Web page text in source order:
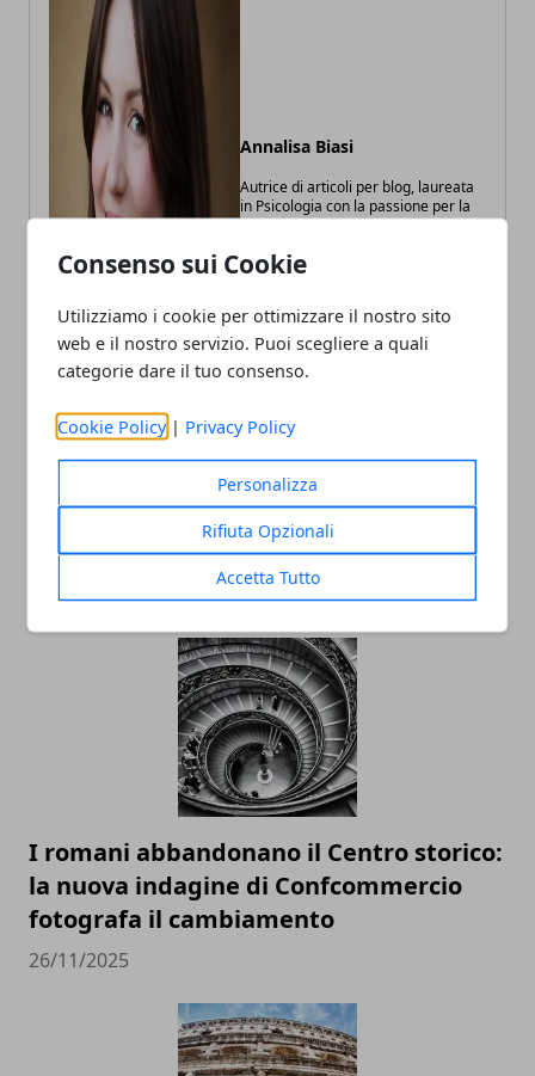
Consenso sui Cookie
Utilizziamo i cookie per ottimizzare il nostro sito
web e il nostro servizio. Puoi scegliere a quali
categorie dare il tuo consenso.
Cookie Policy | Privacy Policy
Personalizza
Rifiuta Opzionali
Accetta Tutto
Annalisa Biasi
Autrice di articoli per blog, laureata
in Psicologia con la passione per la
scrittura e le guide How to
I romani abbandonano il Centro storico:
la nuova indagine di Confcommercio
fotografa il cambiamento
26/11/2025